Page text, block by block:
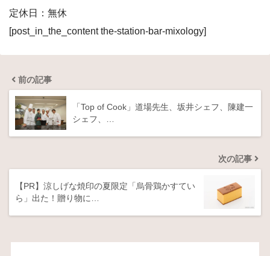
定休日：無休
[post_in_the_content the-station-bar-mixology]
前の記事
「Top of Cook」道場先生、坂井シェフ、陳建一
シェフ、…
次の記事
【PR】涼しげな焼印の夏限定「烏骨鶏かすてい
ら」出た！贈り物に…